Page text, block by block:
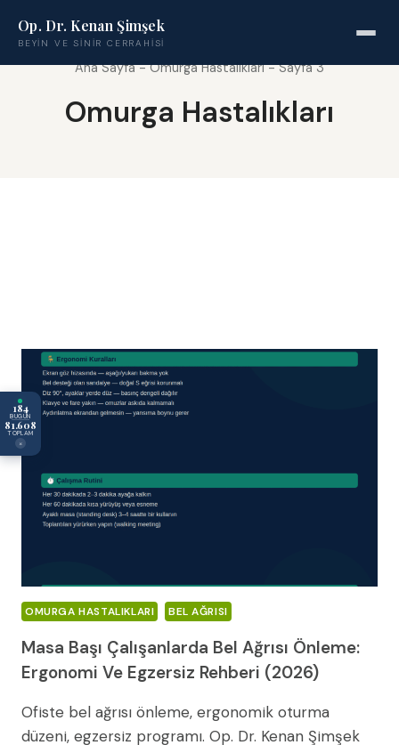
184
BUGÜN
81.608
TOPLAM
×
Op. Dr. Kenan Şimşek
BEYIN VE SINIR CERRAHISI
Ana Sayfa-Omurga Hastalıkları-Sayfa 3
Omurga Hastalıkları
OMURGA HASTALIKLARI BEL AĞRISI
Masa Başı Çalışanlarda Bel Ağrısı Önleme:
Ergonomi Ve Egzersiz Rehberi (2026)
Ofiste bel ağrısı önleme, ergonomik oturma
düzeni, egzersiz programı. Op. Dr. Kenan Şimşek